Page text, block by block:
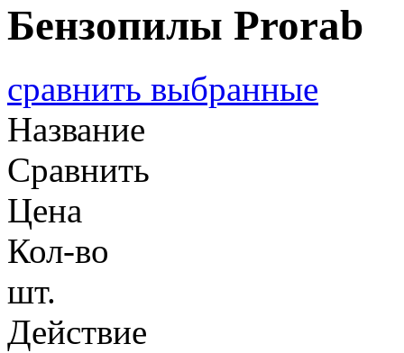
Бензопилы Prorab
сравнить выбранные
Название
Сравнить
Цена
Кол-во
шт.
Действие